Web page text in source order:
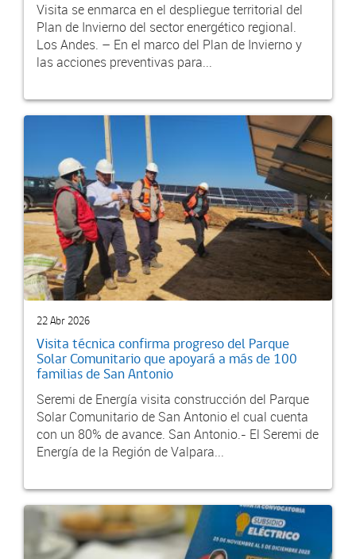
Visita se enmarca en el despliegue territorial del
Plan de Invierno del sector energético regional.
Los Andes. – En el marco del Plan de Invierno y
las acciones preventivas para...
22 Abr 2026
Visita técnica confirma progreso del Parque
Solar Comunitario que apoyará a más de 100
familias de San Antonio
Seremi de Energía visita construcción del Parque
Solar Comunitario de San Antonio el cual cuenta
con un 80% de avance. San Antonio.- El Seremi de
Energía de la Región de Valpara...